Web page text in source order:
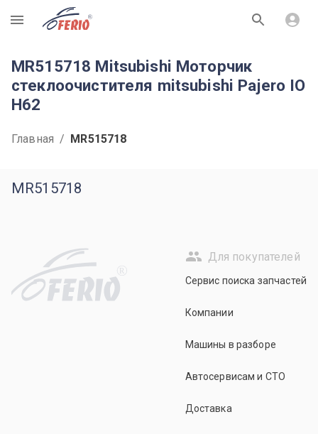
R
MR515718 Mitsubishi Моторчик
стеклоочистителя mitsubishi Pajero IO
H62
Главная / MR515718
MR515718
R
Для покупателей
Сервис поиска запчастей
Компании
Машины в разборе
Автосервисам и СТО
Доставка